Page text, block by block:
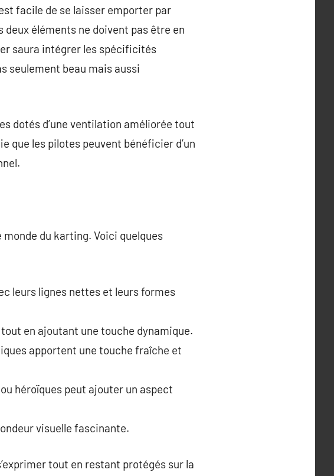
facile de se laisser emporter par
éléments ne doivent pas être en
saura intégrer les spécificités
seulement beau mais aussi
dotés d’une ventilation améliorée tout
que les pilotes peuvent bénéficier d’un
du karting. Voici quelques
leurs lignes nettes et leurs formes
en ajoutant une touche dynamique.
apportent une touche fraîche et
héroïques peut ajouter un aspect
visuelle fascinante.
tout en restant protégés sur la